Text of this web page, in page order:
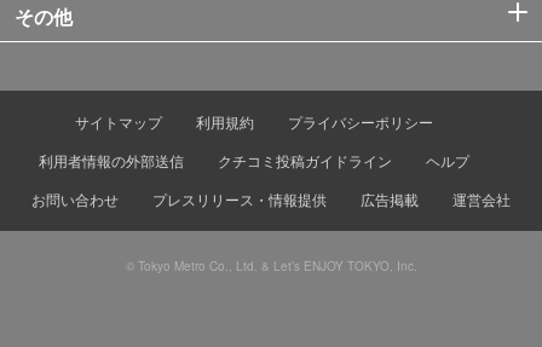
その他
サイトマップ 利用規約
プライバシーポリシー
利用者情報の外部送信
クチコミ投稿ガイドライン
ヘルプ
お問い合わせ
プレスリリース・情報提供 広告掲載 運営会社
© Tokyo Metro Co., Ltd. & Let’s ENJOY TOKYO, Inc.